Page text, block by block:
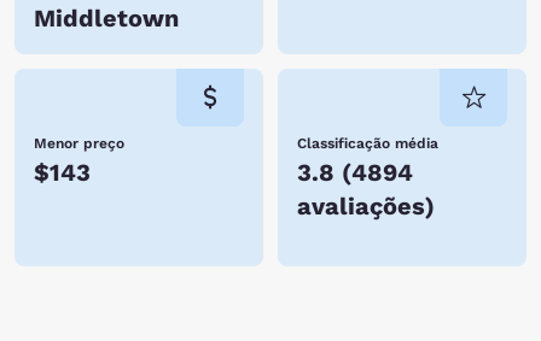
Middletown
Menor preço
$143
Classificação média
3.8 (4894
avaliações)